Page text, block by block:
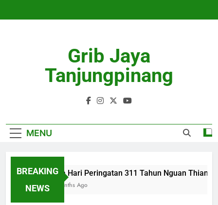
Grib Jaya
Tanjungpinang
MENU
BREAKING
NEWS
Tiga Hari Peringatan 311 Tahun Nguan Thian
4 Months Ago